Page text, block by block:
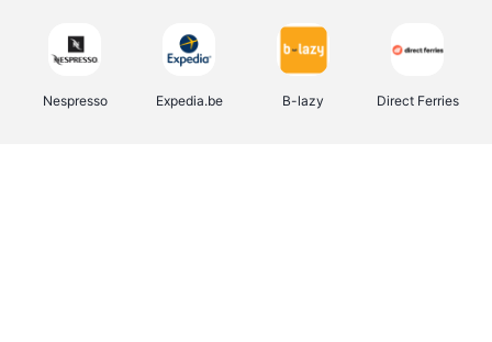
Nespresso Expedia.be B-lazy Direct Ferries